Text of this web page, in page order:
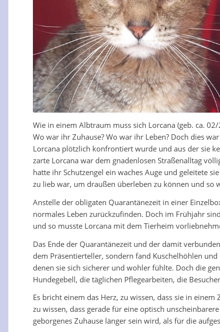
Wie in einem Albtraum muss sich Lorcana (geb. ca.
Wo war ihr Zuhause? Wo war ihr Leben? Doch dies
Lorcana plötzlich konfrontiert wurde und aus der sie
zarte Lorcana war dem gnadenlosen Straßenalltag
hatte ihr Schutzengel ein waches Auge und geleitete
zu lieb war, um draußen überleben zu können und so
Anstelle der obligaten Quarantänezeit in einer
normales Leben zurückzufinden. Doch im Frühjahr
und so musste Lorcana mit dem Tierheim
Das Ende der Quarantänezeit und der damit
dem Präsentierteller, sondern fand Kuschelhöhlen
denen sie sich sicherer und wohler fühlte. Doch die
Hundegebell, die täglichen Pflegearbeiten, die
Es bricht einem das Herz, zu wissen, dass sie in
zu wissen, dass gerade für eine optisch
geborgenes Zuhause länger sein wird, als für die